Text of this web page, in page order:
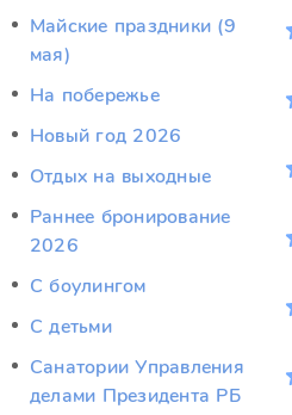
Майские праздники (9
мая)
На побережье
Новый год 2026
Отдых на выходные
Раннее бронирование
2026
С боулингом
С детьми
Санатории Управления
делами Президента РБ